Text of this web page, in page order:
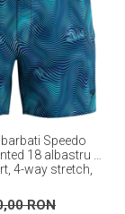
Speedo
18 albastru –
4-way stretch,
RON